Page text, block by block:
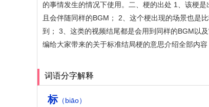
的事情发生的情况下使用。二、梗的出处 1、该梗
且会伴随同样的BGM； 2、这个梗出现的场景也是
到； 3、这类的视频结尾都是会用到同样的BGM以
编给大家带来的关于标准结局梗的意思介绍全部内
词语分字解释
标（biāo）